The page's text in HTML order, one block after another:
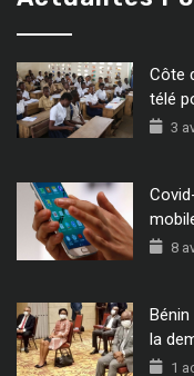
Côte
télé
3
8
la
1